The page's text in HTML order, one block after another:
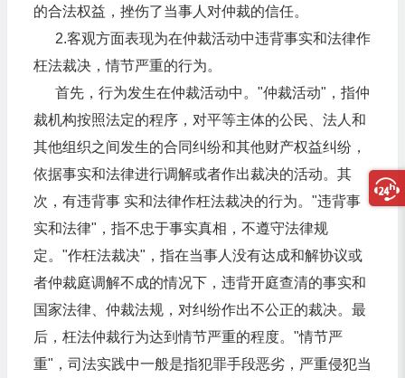
的合法权益，挫伤了当事人对仲裁的信任。
2.客观方面表现为在仲裁活动中违背事实和法律作
枉法裁决，情节严重的行为。
首先，行为发生在仲裁活动中。"仲裁活动"，指仲
裁机构按照法定的程序，对平等主体的公民、法人和
其他组织之间发生的合同纠纷和其他财产权益纠纷，
依据事实和法律进行调解或者作出裁决的活动。其
次，有违背事 实和法律作枉法裁决的行为。"违背事
实和法律"，指不忠于事实真相，不遵守法律规
定。"作枉法裁决"，指在当事人没有达成和解协议或
者仲裁庭调解不成的情况下，违背开庭查清的事实和
国家法律、仲裁法规，对纠纷作出不公正的裁决。最
后，枉法仲裁行为达到情节严重的程度。"情节严
重"，司法实践中一般是指犯罪手段恶劣，严重侵犯当